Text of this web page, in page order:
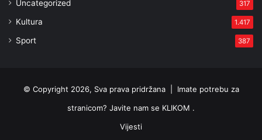
Uncategorized 317
Kultura 1.417
Sport 387
© Copyright 2026, Sva prava pridržana | Imate potrebu za
stranicom? Javite nam se KLIKOM .
Vijesti